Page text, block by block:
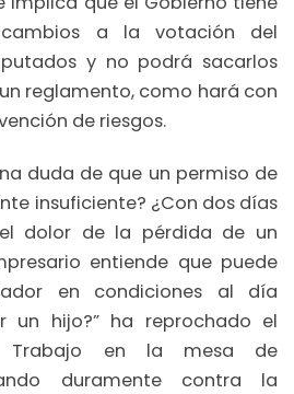
a la votación del
y no podrá sacarlos
reglamento, como hará con
de riesgos.
duda de que un permiso de
insuficiente? ¿Con dos días
dolor de la pérdida de un
entiende que puede
en condiciones al día
un hijo?” ha reprochado el
Trabajo en la mesa de
duramente contra la